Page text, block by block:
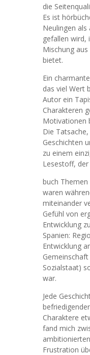
die
Es ist
Neulingen als
gefallen wird,
Mischung
bietet.
Ein
das viel Wert
Autor ein
Charakteren
Motivationen
Die
Geschichten
zu einem
Lesestoff,
buch
waren
miteinander
Gefühl von
Entwicklung
Spanien:
Entwicklung
Sozialstaat)
war.
Jede
Charaktere
fand mich
Frustration